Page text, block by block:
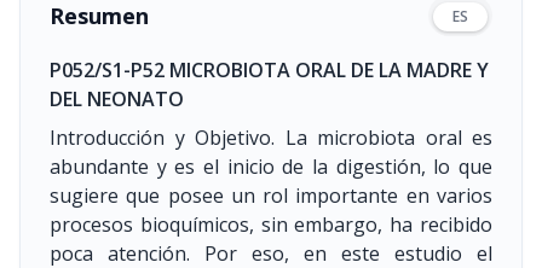
Resumen ES
P052/S1-P52 MICROBIOTA ORAL DE LA MADRE Y
DEL NEONATO
Introducción y Objetivo. La microbiota oral es
abundante y es el inicio de la digestión, lo que
sugiere que posee un rol importante en varios
procesos bioquímicos, sin embargo, ha recibido
poca atención. Por eso, en este estudio el